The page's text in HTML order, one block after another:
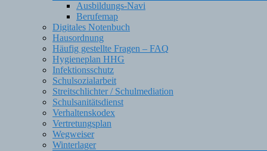
Ausbildungs-Navi
Berufemap
Digitales Notenbuch
Hausordnung
Häufig gestellte Fragen – FAQ
Hygieneplan HHG
Infektionsschutz
Schulsozialarbeit
Streitschlichter / Schulmediation
Schulsanitätsdienst
Verhaltenskodex
Vertretungsplan
Wegweiser
Winterlager